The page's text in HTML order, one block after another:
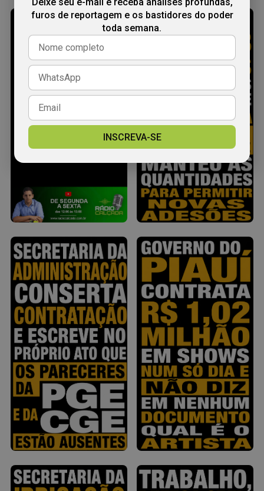
furos de reportagem e os bastidores do poder
toda semana.
INSCREVA-SE